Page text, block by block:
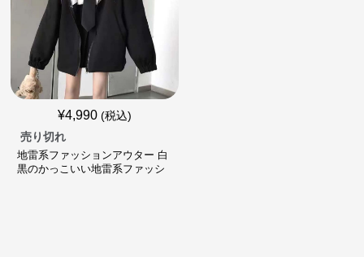
¥4,990 (税込)
売り切れ
地雷系ファッションアウター 白
黒のかっこいい地雷系ファッシ